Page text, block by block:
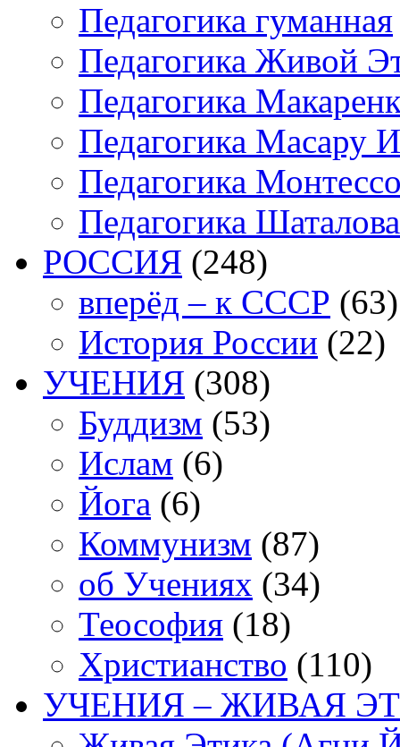
Педагогика гуманная
Педагогика Живой
Педагогика
Педагогика Масару
Педагогика
Педагогика Шаталова
РОССИЯ (248)
вперёд – к СССР (63)
История России (22)
УЧЕНИЯ (308)
Буддизм (53)
Ислам (6)
Йога (6)
Коммунизм (87)
об Учениях (34)
Теософия (18)
Христианство (110)
УЧЕНИЯ – ЖИВАЯ